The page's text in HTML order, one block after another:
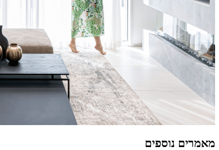
מאמרים נוספים